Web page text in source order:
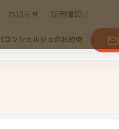
お知らせ 採用情報
コンシェルジュのお約束